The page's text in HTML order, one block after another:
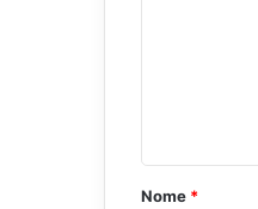
i
x
rNome *